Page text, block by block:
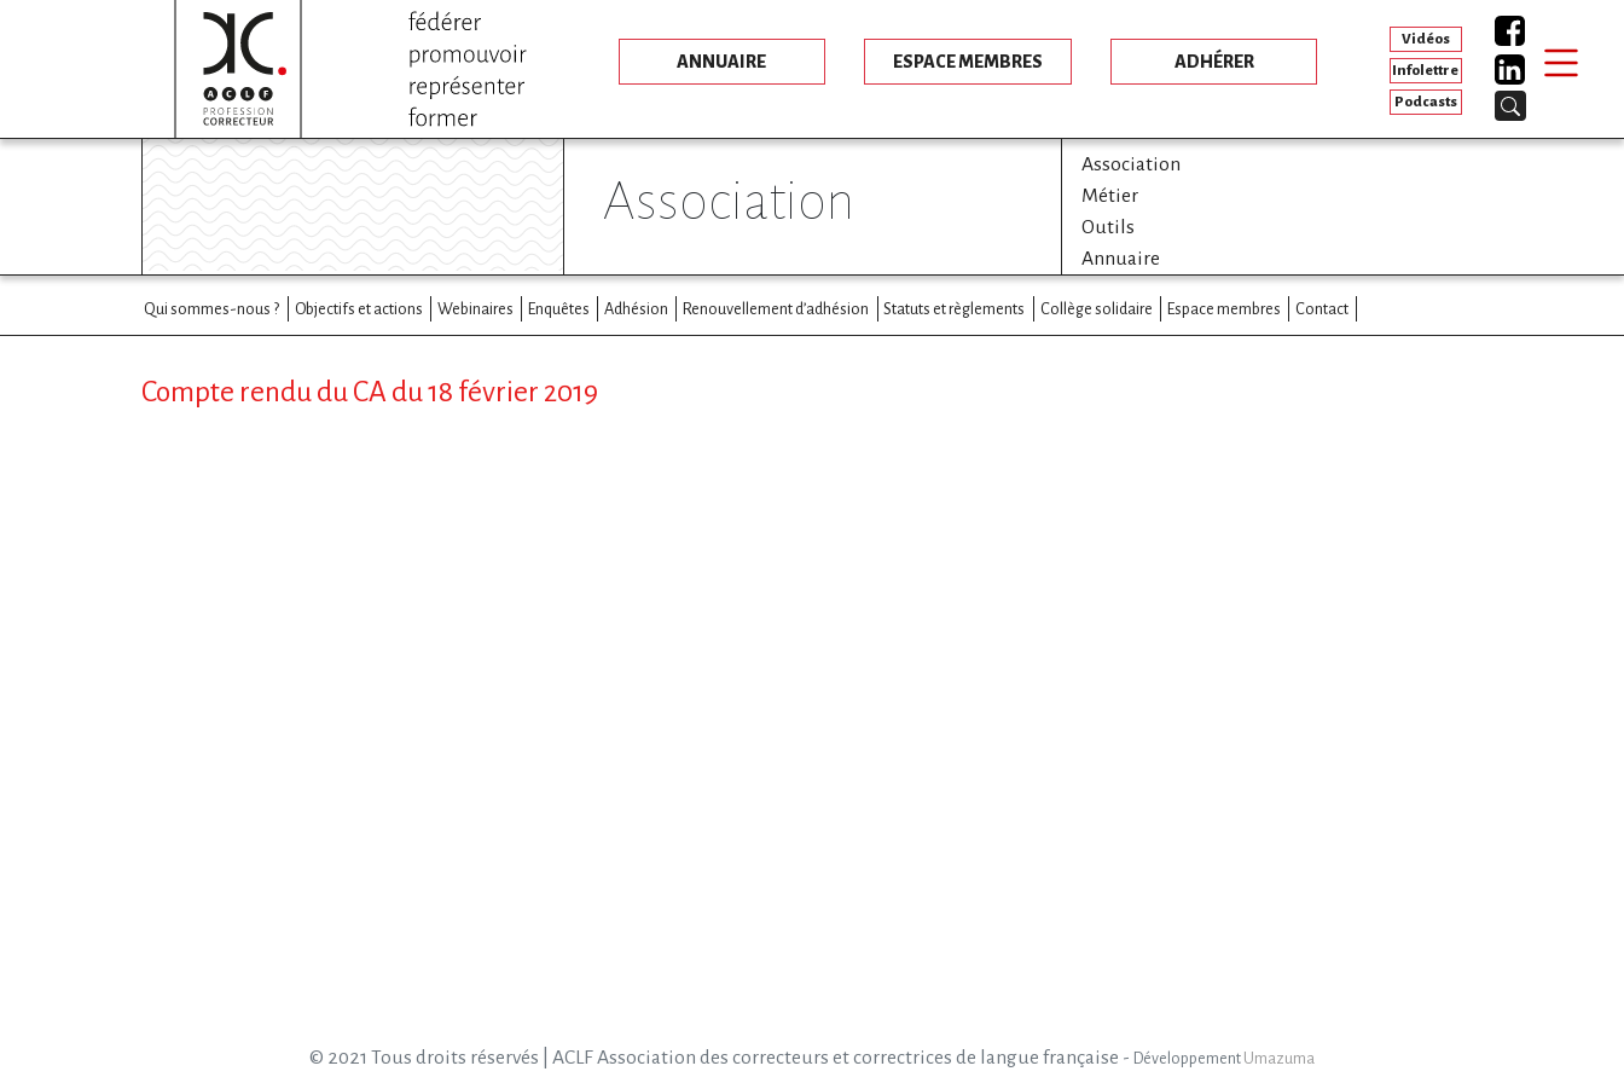
ANNUAIRE ESPACE MEMBRES ADHÉRER
Vidéos
Infolettre
Podcasts
association
Association
Métier
Outils
Annuaire
Qui sommes-nous ? Objectifs et actions Webinaires Enquêtes Adhésion Renouvellement d’adhésion Statuts et règlements Collège solidaire Espace membres Contact
Compte rendu du CA du 18 février 2019
© 2021 Tous droits réservés | ACLF Association des correcteurs et correctrices de langue française - Développement Umazuma